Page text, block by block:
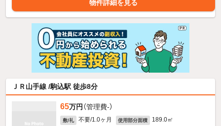
物件詳細を見る
ＪＲ山手線 /駒込駅 徒歩8分
65万円 （管理費-）
敷/礼 不要/1.0ヶ月 使用部分面積 189.0㎡